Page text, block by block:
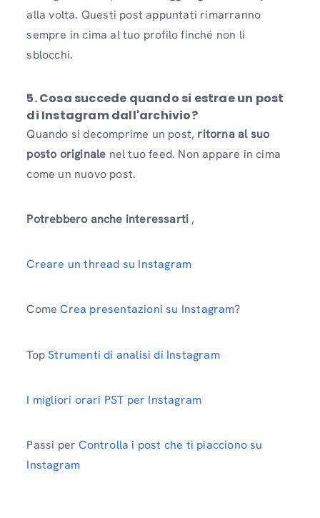
alla volta. Questi post appuntati rimarranno
sempre in cima al tuo profilo finché non li
sblocchi.
5. Cosa succede quando si estrae un post
di Instagram dall'archivio?
Quando si decomprime un post, ritorna al suo
posto originale nel tuo feed. Non appare in cima
come un nuovo post.
Potrebbero anche interessarti ,
Creare un thread su Instagram
ComeCrea presentazioni su Instagram?
TopStrumenti di analisi di Instagram
I migliori orari PST per Instagram
Passi perControlla i post che ti piacciono su
Instagram